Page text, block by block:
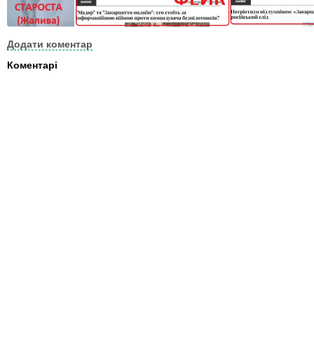
Додати коментар
Коментарі